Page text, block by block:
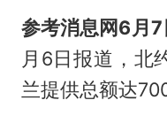
参考消息网6月7
月6日报道，北
兰提供总额达